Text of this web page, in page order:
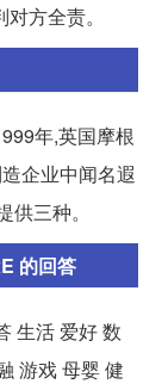
方全责。
年,英国摩根
企业中闻名遐
三种。
的回答
生活 爱好 数
游戏 母婴 健